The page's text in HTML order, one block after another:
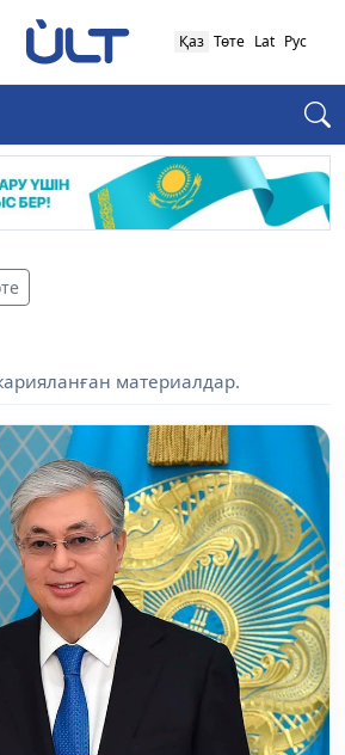
Қаз Төте Lat Рус
материалдар.